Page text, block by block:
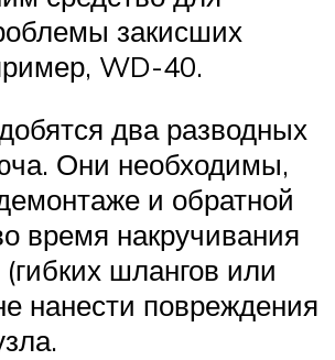
закисших
WD-40.
два разводных
Они необходимы,
и обратной
время накручивания
шлангов или
нанести повреждения